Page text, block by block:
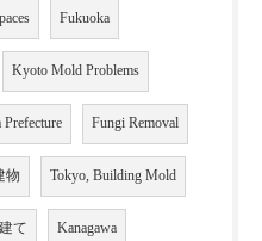
Fukuoka
Kyoto Mold Problems
Prefecture Fungi Removal
物 Tokyo, Building Mold
て Kanagawa